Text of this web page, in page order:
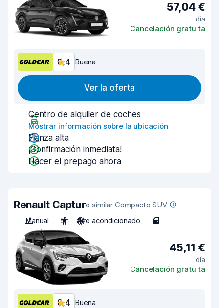
57,04 €
día
Cancelación gratuita
8,4 Buena
Ver la oferta
Centro de alquiler de coches
Mostrar información sobre la ubicación
Fianza alta
¡Confirmación inmediata!
Hacer el prepago ahora
Renault Capturo similar Compacto SUV
Manual
5 Aire acondicionado 5
45,11 €
día
Cancelación gratuita
8,4 Buena